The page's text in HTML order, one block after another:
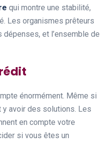
qui montre une stabilité,
Les organismes prêteurs
et l’ensemble de
énormément. Même si
y avoir des solutions. Les
en compte votre
si vous êtes un